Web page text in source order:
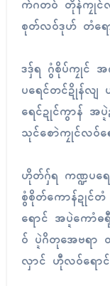
က်ဂတဝ် တိုန်ကၠုၚ်လ
စုတ်လဝ်ဒုဟ် တံရေ
ဒဒှ်ရ ဂွံစိုပ်ကၠုၚ်
ပရေၚ်တၚ်ဍိုန်လ
ရေၚ်ဍုၚ်ကွာန် အပ္
သုၚ်စောဲကၠုၚ်လဝ်ရ
ဟိုတ်ဂှ်ရ ကဏ္ဍပရ
စွံစိုတ်ကောန်ဍုၚ်
ရောၚ် အပ္ဍဲကေ
ဝ် ပ္ဍဲဂိတုအေဗရ
လှာၚ် ဟီုလဝ်ရောၚ်